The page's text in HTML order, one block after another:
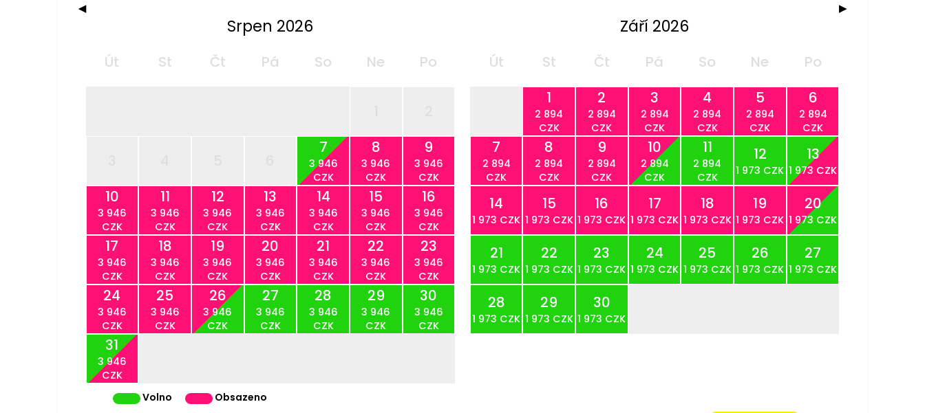
◀ ▶
Srpen 2026
Út St Čt Pá So Ne Po
7
3 946
CZK
8
3 946
CZK
9
3 946
CZK
10
3 946
CZK
11
3 946
CZK
12
3 946
CZK
13
3 946
CZK
14
3 946
CZK
15
3 946
CZK
16
3 946
CZK
17
3 946
CZK
18
3 946
CZK
19
3 946
CZK
20
3 946
CZK
21
3 946
CZK
22
3 946
CZK
23
3 946
CZK
24
3 946
CZK
25
3 946
CZK
26
3 946
CZK
27
3 946
CZK
28
3 946
CZK
29
3 946
CZK
30
3 946
CZK
31
3 946
CZK
Září 2026
Út St Čt Pá So Ne
Po
1
2 894
CZK
2
2 894
CZK
3
2 894
CZK
4
2 894
CZK
5
2 894
CZK
6
2 894
CZK
7
2 894
CZK
8
2 894
CZK
9
2 894
CZK
10
2 894
CZK
11
2 894
CZK
12
1 973 CZK
13
1 973 CZK
14
1 973 CZK
15
1 973 CZK
16
1 973 CZK
17
1 973 CZK
18
1 973 CZK
19
1 973 CZK
20
1 973 CZK
21
1 973 CZK
22
1 973 CZK
23
1 973 CZK
24
1 973 CZK
25
1 973 CZK
26
1 973 CZK
27
1 973 CZK
28
1 973 CZK
29
1 973 CZK
30
1 973 CZK
Volno Obsazeno